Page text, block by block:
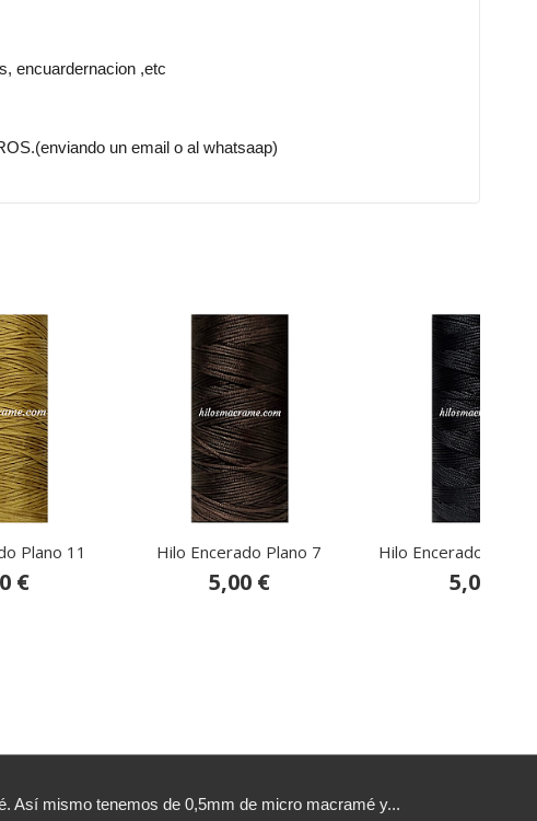
encuardernacion ,etc
un email o al whatsaap)
Plano 11
€
Hilo Encerado Plano 7
5,00 €
Hilo Encerado Plano
5,00 €
Así mismo tenemos de 0,5mm de micro macramé y...